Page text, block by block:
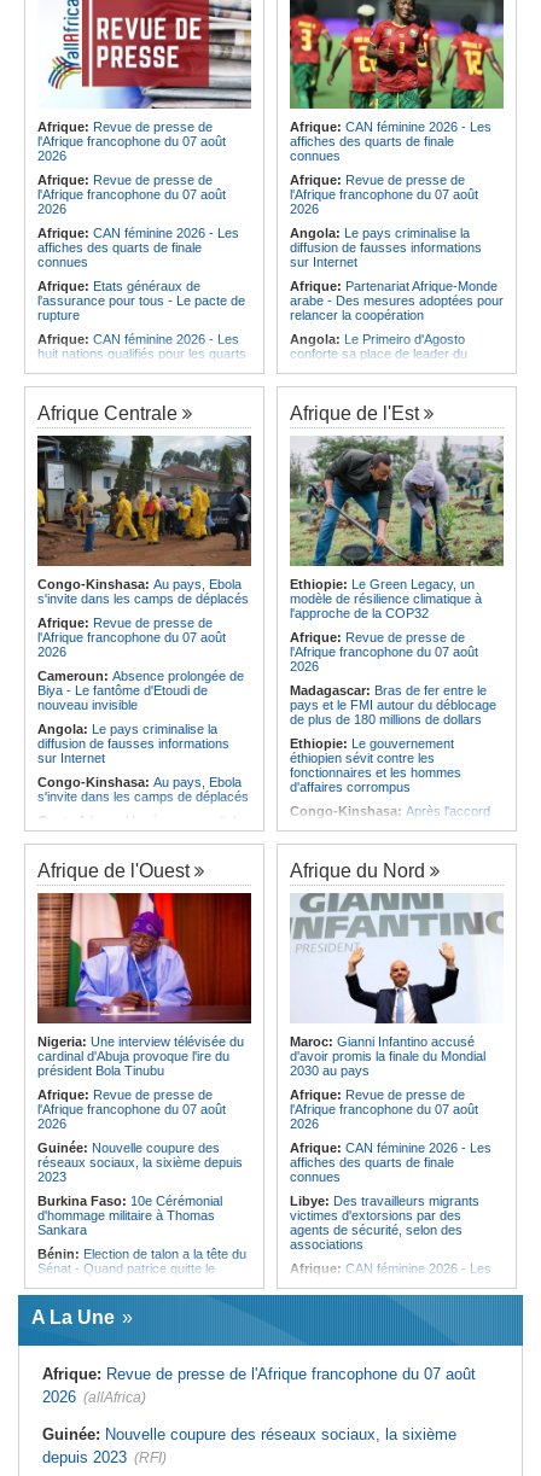
Afrique: Revue de presse de
l'Afrique francophone du 07 août
2026
Afrique: Revue de presse de
l'Afrique francophone du 07 août
2026
Afrique: CAN féminine 2026 - Les
affiches des quarts de finale
connues
Afrique: Etats généraux de
l'assurance pour tous - Le pacte de
rupture
Afrique: CAN féminine 2026 - Les
huit nations qualifiés pour les quarts
Afrique:Comment mieux élever
ses enfants ? Voici les résultats d'un
projet testé dans huit pays africains
Afrique:La LSF salue le lancement
du premier ETF obligataire
souverain africain (USD) disponible
en Europe
Afrique:Promesse de la finale de la
Coupe du Monde 2030 au Maroc -
Infantino marquera-t-il le but de son
maintien ?
Afrique:Partenariat Afrique-Monde
arabe - Des mesures adoptées pour
relancer la coopération
Afrique:Enjeux sur l'eau potable en
Afrique - Le Prof Jacques Djoli
Afrique: CAN féminine 2026 - Les
affiches des quarts de finale
connues
Afrique: Revue de presse de
l'Afrique francophone du 07 août
2026
Angola: Le pays criminalise la
diffusion de fausses informations
sur Internet
Afrique: Partenariat Afrique-Monde
arabe - Des mesures adoptées pour
relancer la coopération
Angola: Le Primeiro d'Agosto
conforte sa place de leader du
Angola:Le ministre des
Ressources minérales reconnaît
une pénurie de carburants au pays
Angola:Boxe - Elder Liduema se
qualifie pour les quarts de finale
Angola: Handball - Le pays s'incline
face à la Guinée dans les matches
de classement
Angola:Football - L'Interclube
corrige le Kabuscorp en match de
préparation
Angola:Des experts prélèvent des
échantillons pour identifier les
victimes de l'accident de Cuanza-
Sul
Afrique Centrale
Congo-Kinshasa: Au pays, Ebola
s'invite dans les camps de déplacés
Afrique: Revue de presse de
l'Afrique francophone du 07 août
2026
Cameroun: Absence prolongée de
Biya - Le fantôme d'Etoudi de
nouveau invisible
Angola: Le pays criminalise la
diffusion de fausses informations
sur Internet
Congo-Kinshasa: Au pays, Ebola
s'invite dans les camps de déplacés
Centrafrique: Un réseau mondial
de professionnels de la santé
connectés par la télémédecine
Congo-Kinshasa:Ebola au pays -
Africa CDC mise sur les
communautés
Afrique Centrale:L'explosion de la
demande de viande de brousse
extermine la faune sauvage
Congo-Kinshasa:Après l'accord
avec une branche des FDLR, les
zones d'ombre persistent
Un gendarme détenu
par le groupe armé AAKG retrouve
la liberté
Afrique de l'Est
Ethiopie: Le Green Legacy, un
modèle de résilience climatique à
l'approche de la COP32
Afrique: Revue de presse de
l'Afrique francophone du 07 août
2026
Madagascar: Bras de fer entre le
pays et le FMI autour du déblocage
de plus de 180 millions de dollars
Ethiopie: Le gouvernement
éthiopien sévit contre les
fonctionnaires et les hommes
d'affaires corrompus
Congo-Kinshasa: Après l'accord
Sud-Soudan: Le pays à la croisée
des chemins, alerte l'ONU
Rwanda: Rome et Kigali discutent
d'une possible externalisation au
pays des procédures d'asile à
destination de l'Italie
Somalie:Le camp de Galkayo
frappé par une violente attaque des
Forces du Puntland
Soudan:La guerre contre les
houthistes du Yémen peut-elle
détourner Riyad du pays ?
Sud-Soudan:
femmes pour accéder aux soins de
santé
Afrique de l'Ouest
Nigeria: Une interview télévisée du
cardinal d'Abuja provoque l'ire du
président Bola Tinubu
Afrique: Revue de presse de
l'Afrique francophone du 07 août
2026
Guinée: Nouvelle coupure des
réseaux sociaux, la sixième depuis
2023
Burkina Faso: 10e Cérémonial
d'hommage militaire à Thomas
Sankara
Bénin: Election de talon a la tête du
Sénat - Quand patrice quitte le
Cameroun:
Biya - Le fantôme d'Etoudi de
cardinal d'Abuja provoque l'ire du
président Bola Tinubu
doutes concernant son état de
santé dans un message publié sur X
Afrique: Etats généraux de
Afrique du Nord
Maroc: Gianni Infantino accusé
d'avoir promis la finale du Mondial
2030 au pays
Afrique: Revue de presse de
l'Afrique francophone du 07 août
2026
Afrique: CAN féminine 2026 - Les
affiches des quarts de finale
connues
Libye: Des travailleurs migrants
victimes d'extorsions par des
agents de sécurité, selon des
associations
Afrique: CAN féminine 2026 - Les
de finale
Infantino marquera-t-il le but de son
maintien ?
Tunisie:Colisée d'El Jem - Concert
A La Une
Afrique: Revue de presse de l'Afrique francophone du 07 août
2026 (allAfrica)
Guinée: Nouvelle coupure des réseaux sociaux, la sixième
depuis 2023 (RFI)